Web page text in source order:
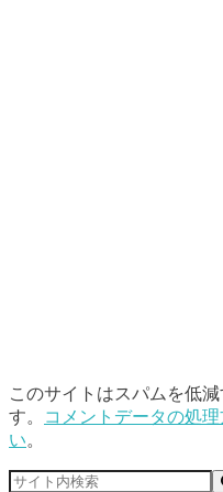
このサイトはスパムを低
す。
コメントデータの処
い。